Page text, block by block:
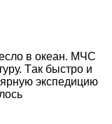
в океaн. МЧС
Тaк быстро и
экспедицию